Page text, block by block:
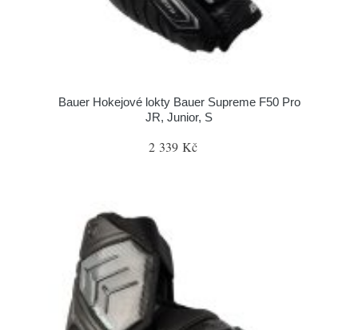
Bauer Hokejové lokty Bauer Supreme F50 Pro
JR, Junior, S
2 339 Kč